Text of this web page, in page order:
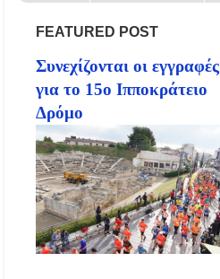
FEATURED POST
Συνεχίζονται οι εγγραφές
για το 15ο Ιπποκράτειο
Δρόμο